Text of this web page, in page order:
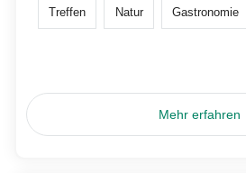
Treffen Natur Gastronomie
Mehr erfahren